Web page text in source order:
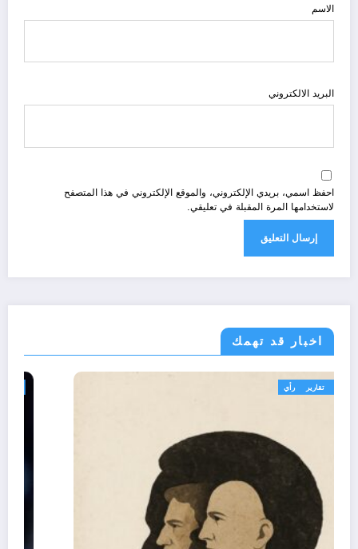
الاسم
البريد الالكتروني
احفظ اسمي، بريدي الإلكتروني، والموقع الإلكتروني في هذا المتصفح
لاستخدامها المرة المقبلة في تعليقي.
اخبار قد تهمك
تعاليق حرة